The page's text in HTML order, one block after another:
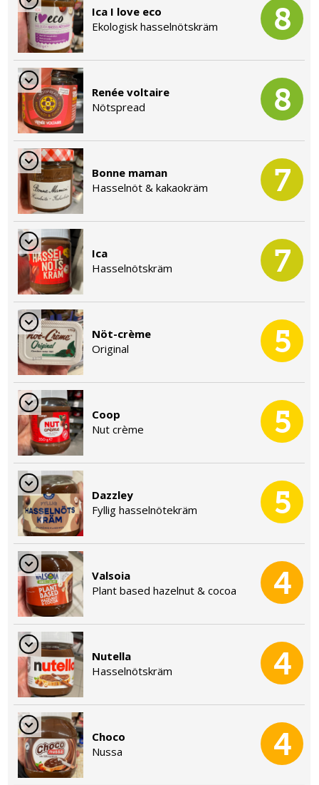
Ica I love eco
Ekologisk hasselnötskräm
8
Renée voltaire
Nötspread
8
Bonne maman
Hasselnöt & kakaokräm
7
Ica
Hasselnötskräm
7
Nöt-crème
Original
5
Coop
Nut crème
5
Dazzley
Fyllig hasselnötekräm
5
Valsoia
Plant based hazelnut & cocoa
4
Nutella
Hasselnötskräm
4
Choco
Nussa
4